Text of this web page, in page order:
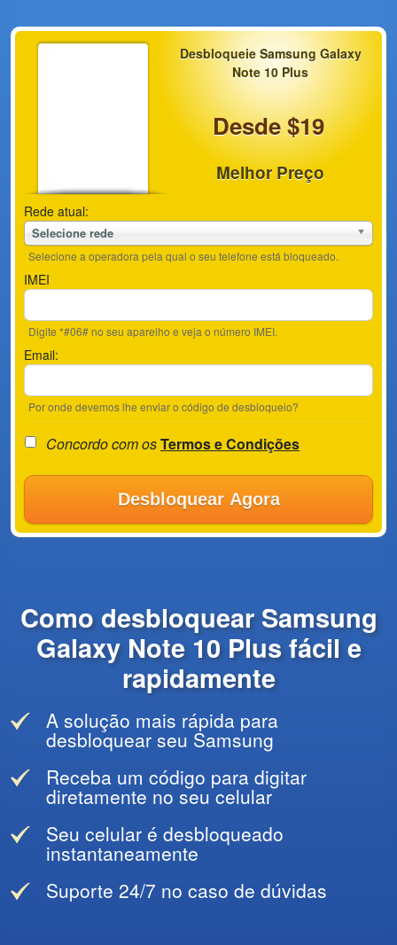
Desbloqueie Samsung Galaxy
Note 10 Plus
Desde $19
Melhor Preço
Rede atual:
Selecione rede
Selecione a operadora pela qual o seu telefone está bloqueado.
IMEI
Digite *#06# no seu aparelho e veja o número IMEI.
Email:
Por onde devemos lhe enviar o código de desbloqueio?
Concordo com osTermos e Condições
Desbloquear Agora
Como desbloquear Samsung
Galaxy Note 10 Plus fácil e
rapidamente
A solução mais rápida para
desbloquear seu Samsung
Receba um código para digitar
diretamente no seu celular
Seu celular é desbloqueado
instantaneamente
Suporte 24/7 no caso de dúvidas